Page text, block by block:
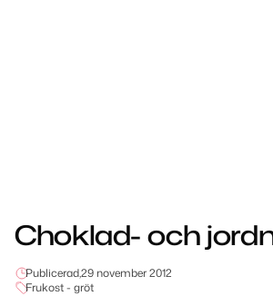
Choklad- och
Publicerad,29 november 2012
Frukost - gröt